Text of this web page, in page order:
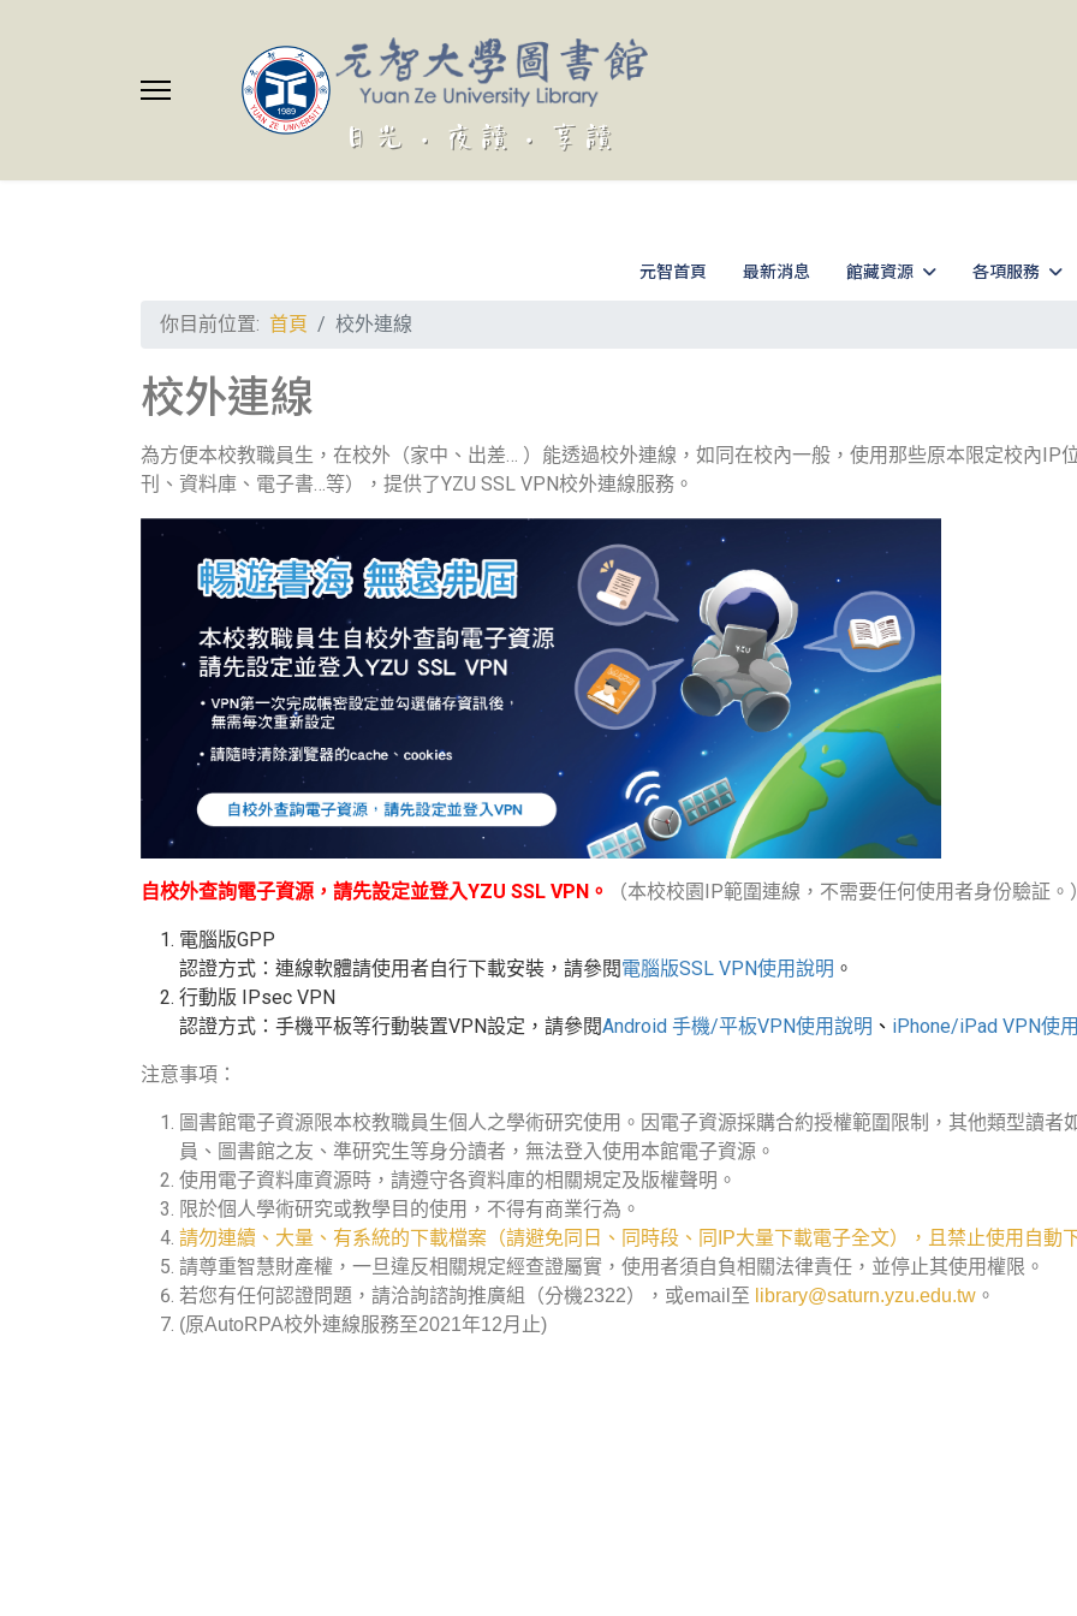
元智首頁 最新消息 館藏資源 各項服務
你目前位置: 首頁 校外連線
校外連線
為方便本校教職員生，在校外（家中、出差… ）能透過校外連線，如同在校內一般，使用那些原本限定校內IP
刊、資料庫、電子書…等），提供了YZU SSL VPN校外連線服務。
自校外查詢電子資源，請先設定並登入YZU SSL VPN。 （本校校園IP範圍連線，不需要任何使用者身份驗証。）
電腦版GPP
認證方式：連線軟體請使用者自行下載安裝，請參閱電腦版SSL VPN使用說明 。
行動版 IPsec VPN
認證方式：手機平板等行動裝置VPN設定 ，請參閱Android 手機/平板VPN使用說明 、 iPhone/iPad VPN使
注意事項：
圖書館電子資源限本校教職員生個人之學術研究使用。因電子資源採購合約授權範圍限制，其他類型讀者
員、圖書館之友、準研究生等身分讀者，無法登入使用本館電子資源。
使用電子資料庫資源時，請遵守各資料庫的相關規定及版權聲明。
限於個人學術研究或教學目的使用，不得有商業行為。
請勿連續、大量、有系統的下載檔案（請避免同日、同時段、同IP大量下載電子全文），且禁止使用自動
請尊重智慧財產權，一旦違反相關規定經查證屬實，使用者須自負相關法律責任，並停止其使用權限。
若您有任何認證問題，請洽詢諮詢推廣組（分機2322），或email至 library@saturn.yzu.edu.tw 。
(原AutoRPA校外連線服務至2021年12月止)